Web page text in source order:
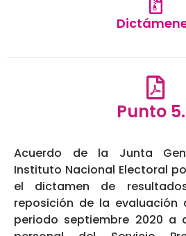
Punto
Acuerdo de la Junta
Instituto Nacional Electoral
el dictamen de
reposición de la evaluación
periodo septiembre 2020 a